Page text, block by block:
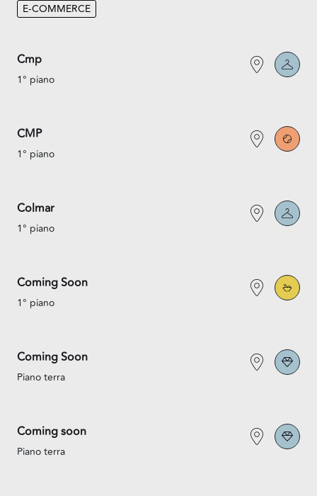
E-COMMERCE
Cmp
1° piano
CMP
1° piano
Colmar
1° piano
Coming Soon
1° piano
Coming Soon
Piano terra
Coming soon
Piano terra